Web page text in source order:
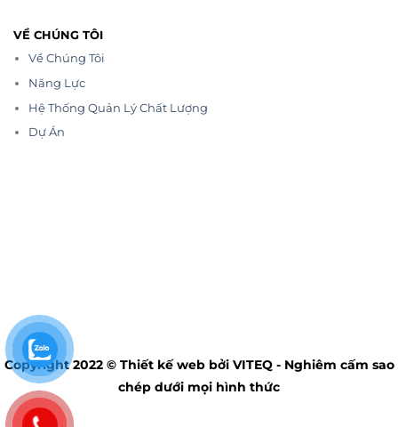
VỀ CHÚNG TÔI
Về Chúng Tôi
Năng Lực
Hệ Thống Quản Lý Chất Lượng
Dự Án
Copyright 2022 © Thiết kế web bởi VITEQ - Nghiêm cấm sao
chép dưới mọi hình thức